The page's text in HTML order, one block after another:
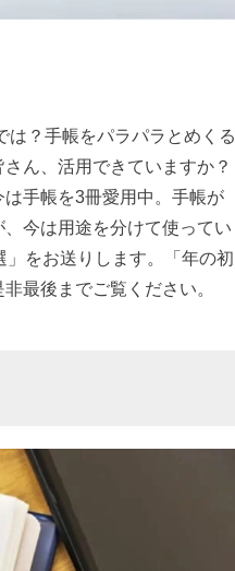
？手帳をパラパラとめくる
ん、活用できていますか？
手帳を3冊愛用中。手帳が
今は用途を分けて使ってい
をお送りします。「年の初
最後までご覧ください。